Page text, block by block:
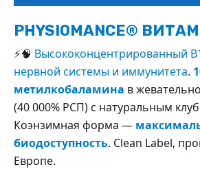
PHYSIOMANCE®
⚡🧠 Высококонцентрированный
нервной системы и иммунитета.
метилкобаламина в
(40 000% РСП) с натуральным
Коэнзимная форма —
биодоступность. Clean Label,
Европе.